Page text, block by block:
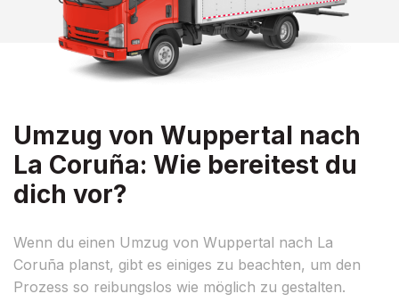
Umzug von Wuppertal nach
La Coruña: Wie bereitest du
dich vor?
Wenn du einen Umzug von Wuppertal nach La
Coruña planst, gibt es einiges zu beachten, um den
Prozess so reibungslos wie möglich zu gestalten.